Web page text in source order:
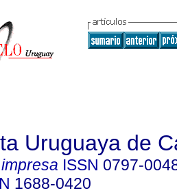
Uruguaya de
ISSN 0797-
1688-0420